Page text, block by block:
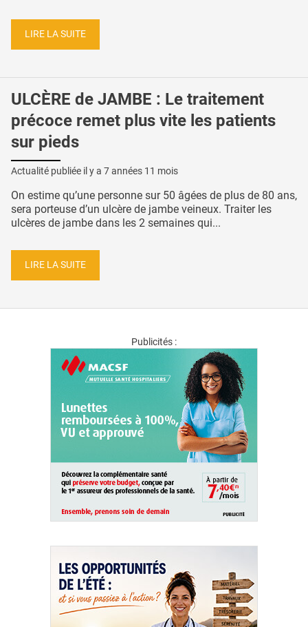
LIRE LA SUITE
ULCÈRE de JAMBE : Le traitement
précoce remet plus vite les patients
sur pieds
Actualité publiée il y a 7 années 11 mois
On estime qu’une personne sur 50 âgées de plus de 80 ans,
sera porteuse d’un ulcère de jambe veineux. Traiter les
ulcères de jambe dans les 2 semaines qui...
LIRE LA SUITE
Publicités :